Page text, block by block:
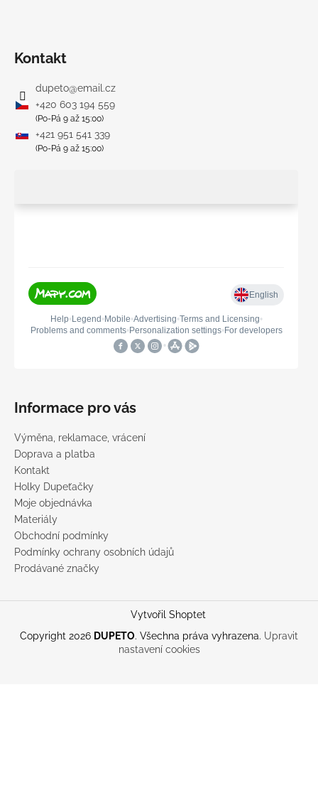
Kontakt
dupeto@email.cz
+420 603 194 559
(Po-Pá 9 až 15:00)
+421 951 541 339
(Po-Pá 9 až 15:00)
Informace pro vás
Výměna, reklamace, vrácení
Doprava a platba
Kontakt
Holky Dupeťačky
Moje objednávka
Materiály
Obchodní podmínky
Podmínky ochrany osobních údajů
Prodávané značky
Vytvořil Shoptet
Copyright 2026 DUPETO. Všechna práva vyhrazena. Upravit
nastavení cookies